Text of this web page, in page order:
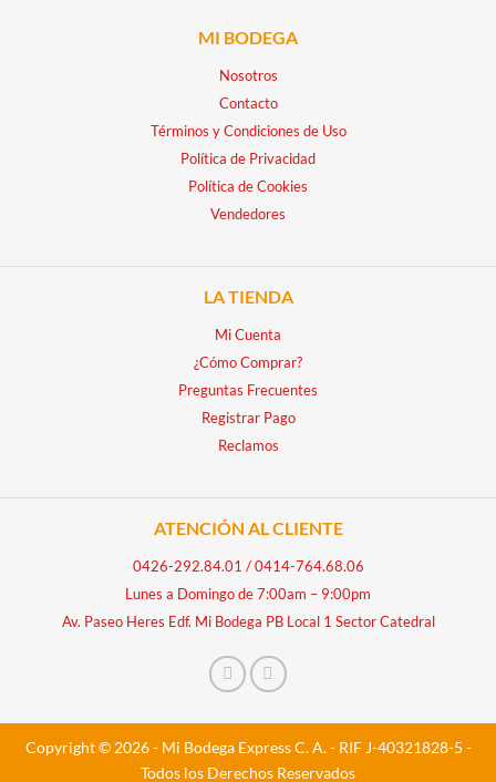
MI BODEGA
Nosotros
Contacto
Términos y Condiciones de Uso
Política de Privacidad
Política de Cookies
Vendedores
LA TIENDA
Mi Cuenta
¿Cómo Comprar?
Preguntas Frecuentes
Registrar Pago
Reclamos
ATENCIÓN AL CLIENTE
0426-292.84.01 /0414-764.68.06
Lunes a Domingo de 7:00am – 9:00pm
Av. Paseo Heres Edf. Mi Bodega PB Local 1 Sector Catedral
Copyright © 2026 - Mi Bodega Express C. A. - RIF J-40321828-5 -
Todos los Derechos Reservados